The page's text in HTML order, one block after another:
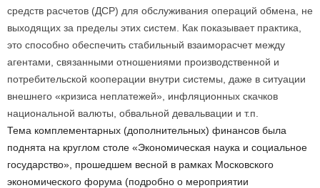
средств расчетов (ДСР) для обслуживания операций обмена, не
выходящих за пределы этих систем. Как показывает практика,
это способно обеспечить стабильный взаиморасчет между
агентами, связанными отношениями производственной и
потребительской кооперации внутри системы, даже в ситуации
внешнего «кризиса неплатежей», инфляционных скачков
национальной валюты, обвальной девальвации и т.п.
Тема комплементарных (дополнительных) финансов была
поднята на круглом столе «Экономическая наука и социальное
государство», прошедшем весной в рамках Московского
экономического форума (подробно о мероприятии